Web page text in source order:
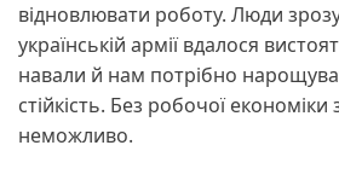
відновлювати роботу. Люди
українській армії вдалося
навали й нам потрібно
стійкість. Без робочої
неможливо.